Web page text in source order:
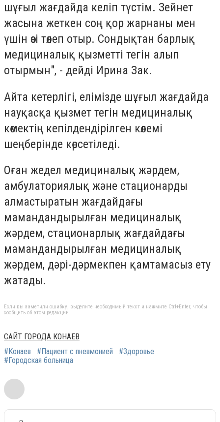
шұғыл жағдайда келіп түстім. Зейнет
жасына жеткен соң қор жарнаны мен
үшін өзі төлеп отыр. Сондықтан барлық
медициналық қызметті тегін алып
отырмын", - дейді Ирина Зак.
Айта кетерлігі, елімізде шұғыл жағдайда
науқасқа қызмет тегін медициналық
көмектің кепілдендірілген көлемі
шеңберінде көрсетіледі.
Оған жедел медициналық жәрдем,
амбулаториялық және стационарды
алмастыратын жағдайдағы
мамандандырылған медициналық
жәрдем, стационарлық жағдайдағы
мамандандырылған медициналық
жәрдем, дәрі-дәрмекпен қамтамасыз ету
жатады.
Если вы заметили ошибку, выделите необходимый текст и нажмите Ctrl+Enter, чтобы
сообщить об этом редакции
САЙТ ГОРОДА КОНАЕВ
#Конаев
#Пациент с пневмонией
#Здоровье
#Городская больница